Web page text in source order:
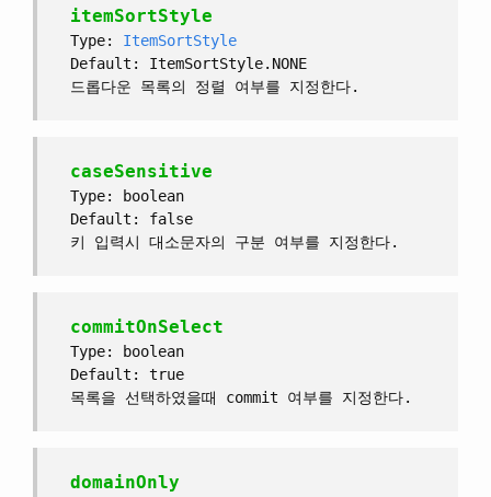
itemSortStyle
Type: ItemSortStyle
Default: ItemSortStyle.NONE
드롭다운 목록의 정렬 여부를 지정한다.
caseSensitive
Type: boolean
Default: false
키 입력시 대소문자의 구분 여부를 지정한다.
commitOnSelect
Type: boolean
Default: true
목록을 선택하였을때 commit 여부를 지정한다.
domainOnly